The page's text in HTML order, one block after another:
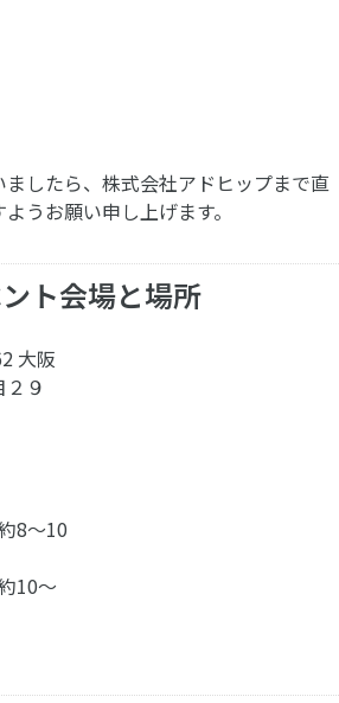
したら、株式会社アドヒップまで直
うお願い申し上げます。
ト会場と場所
大阪
９
8〜10
10〜